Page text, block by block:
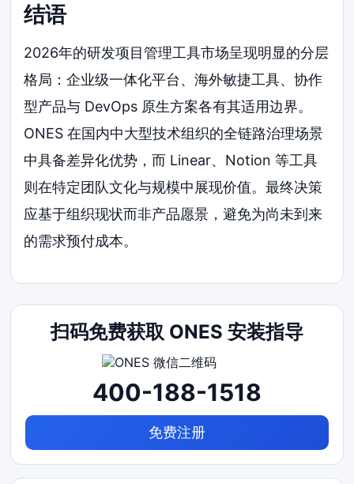
结语
2026年的研发项目管理工具市场呈现明显的分层
格局：企业级一体化平台、海外敏捷工具、协作
型产品与 DevOps 原生方案各有其适用边界。
ONES 在国内中大型技术组织的全链路治理场景
中具备差异化优势，而 Linear、Notion 等工具
则在特定团队文化与规模中展现价值。最终决策
应基于组织现状而非产品愿景，避免为尚未到来
的需求预付成本。
扫码免费获取 ONES 安装指导
400-188-1518
免费注册